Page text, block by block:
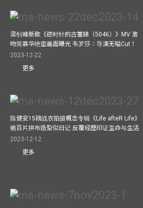
梁钊峰新歌《逆时针的古董錶（5046）》MV 激
吻简慕华绝密画面曝光 韦罗莎：导演无嗌Cut！
2023-12-22
更多
陈健安15磅战衣拍摄概念专辑《Life afteR Life》
逾百片拼布造型似日记 反覆经歷印证生命与生活
2023-12-12
更多